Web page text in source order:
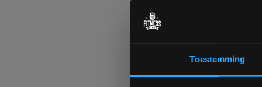
Toestemming